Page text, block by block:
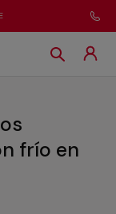
frío en